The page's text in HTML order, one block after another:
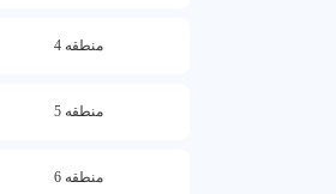
منطقه 4
منطقه 5
منطقه 6